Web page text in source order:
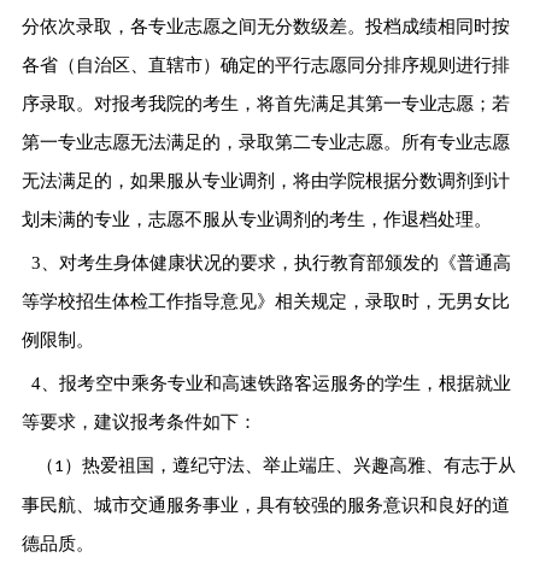
分依次录取，各专业志愿之间无分数级差。投档成绩相同时按
各省（自治区、直辖市）确定的平行志愿同分排序规则进行排
序录取。对报考我院的考生，将首先满足其第一专业志愿；若
第一专业志愿无法满足的，录取第二专业志愿。所有专业志愿
无法满足的，如果服从专业调剂，将由学院根据分数调剂到计
划未满的专业，志愿不服从专业调剂的考生，作退档处理。
3、对考生身体健康状况的要求，执行教育部颁发的《普通高
等学校招生体检工作指导意见》相关规定，录取时，无男女比
例限制。
4、报考空中乘务专业和高速铁路客运服务的学生，根据就业
等要求，建议报考条件如下：
（ 1 ）热爱祖国，遵纪守法、举止端庄、兴趣高雅、有志于从
事民航、城市交通服务事业，具有较强的服务意识和良好的道
德品质。